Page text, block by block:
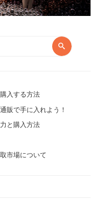
入する方法
販で手に入れよう！
と購入方法
市場について